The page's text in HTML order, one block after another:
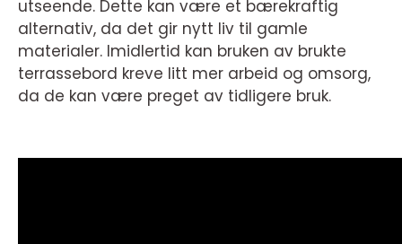
utseende. Dette kan være et bærekraftig
alternativ, da det gir nytt liv til gamle
materialer. Imidlertid kan bruken av brukte
terrassebord kreve litt mer arbeid og omsorg,
da de kan være preget av tidligere bruk.